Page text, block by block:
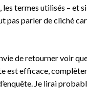
les termes utilisés – et
pas parler de cliché
de retourner voir
est efficace,
Je lirai